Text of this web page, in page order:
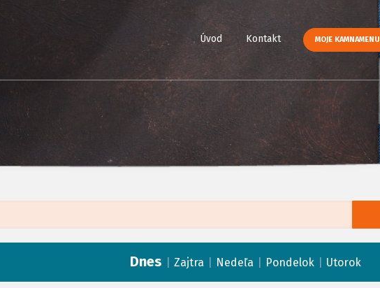
Úvod Kontakt MOJE KAMNAMENU
Dnes Zajtra Nedeľa Pondelok Utorok